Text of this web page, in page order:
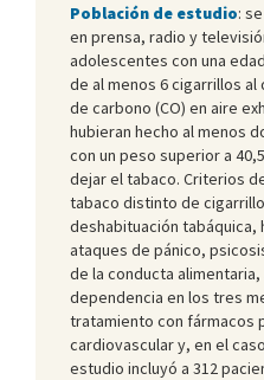
Población de estudio:
en prensa, radio y
adolescentes con una
de al menos 6 cigarrillos al
de carbono (CO) en aire
hubieran hecho al menos
con un peso superior a
dejar el tabaco. Criterios
tabaco distinto de
deshabituación tabáquica,
ataques de pánico,
de la conducta
dependencia en los tres
tratamiento con fármacos
cardiovascular y, en el
estudio incluyó a 312